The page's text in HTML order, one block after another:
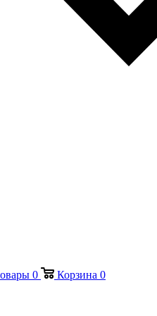
0 Корзина 0